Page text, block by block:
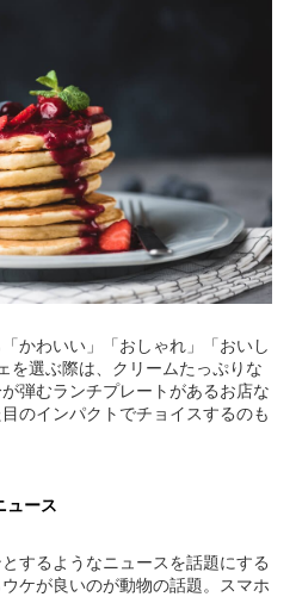
かわいい」「おしゃれ」「おいし
を選ぶ際は、クリームたっぷりな
弾むランチプレートがあるお店な
のインパクトでチョイスするのも
ュース
するようなニュースを話題にする
ケが良いのが動物の話題。スマホ